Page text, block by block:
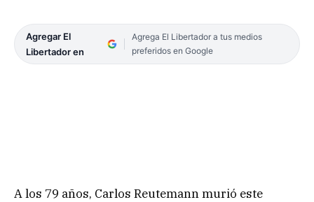
Agregar El
Libertador en
Agrega El Libertador a tus medios
preferidos en Google
A los 79 años, Carlos Reutemann murió este